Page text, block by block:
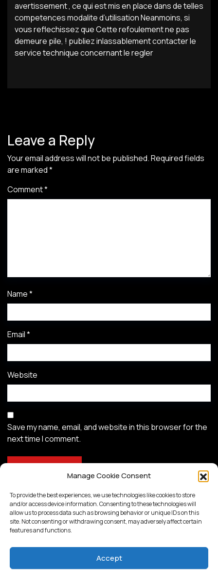
Manage Cookie Consent
To provide the best experiences, we use technologies like cookies to store
and/or access device information. Consenting to these technologies will
allow us to process data such as browsing behavior or unique IDs on this
site. Not consenting or withdrawing consent, may adversely affect certain
features and functions.
Accept
avertissement , ce qui est mis en place dans de telles
competences modalite d’utilisation Neanmoins, si
vous reflechissez que Cette refoulement ne pas
demeure pile, ! publiez inlassablement contacter le
service technique concernant le regler
Leave a Reply
Your email address will not be published.Required fields
are marked*
Comment*
Name*
Email*
Website
Save my name, email, and website in this browser for the
next time I comment.